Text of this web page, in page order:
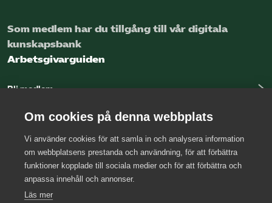
Som medlem har du tillgång till vår digitala
kunskapsbank
Arbetsgivarguiden
Bli medlem
Kontakta oss
Press
Om cookies på denna webbplats
Vi använder cookies för att samla in och analysera information
om webbplatsens prestanda och användning, för att förbättra
funktioner kopplade till sociala medier och för att förbättra och
anpassa innehåll och annonser.
Läs mer